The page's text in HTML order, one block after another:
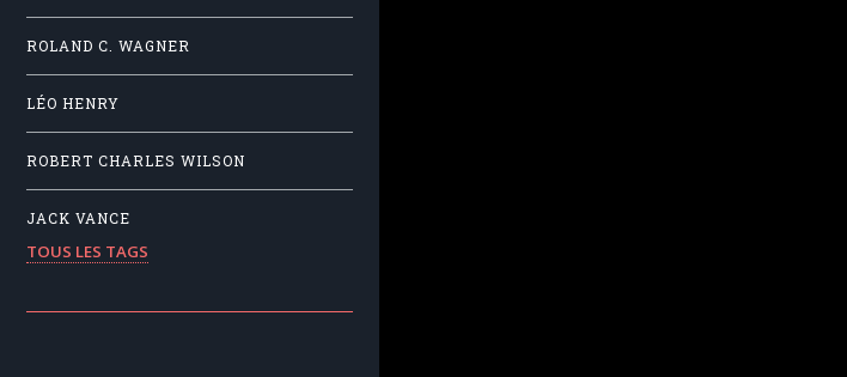
ROLAND C. WAGNER
LÉO HENRY
ROBERT CHARLES WILSON
JACK VANCE
TOUS LES TAGS